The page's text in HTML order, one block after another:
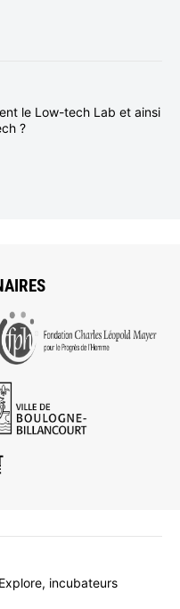
le Low-tech Lab et ainsi
?
incubateurs